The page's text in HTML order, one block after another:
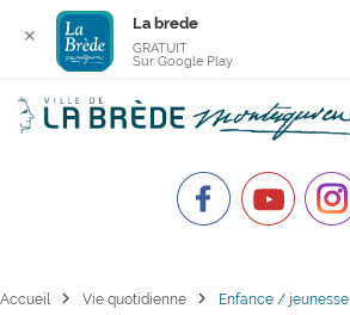
Accueil chevron_right Vie quotidienne chevron_right Enfance / jeunesse
✕
La brede
GRATUIT
Sur Google Play